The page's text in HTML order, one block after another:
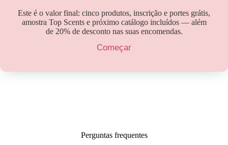
Este é o valor final: cinco produtos, inscrição e portes grátis,
amostra Top Scents e próximo catálogo incluídos — além
de 20% de desconto nas suas encomendas.
Começar
Perguntas frequentes